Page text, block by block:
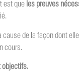
est que les preuves
cause de la façon dont
cours.
objectifs.